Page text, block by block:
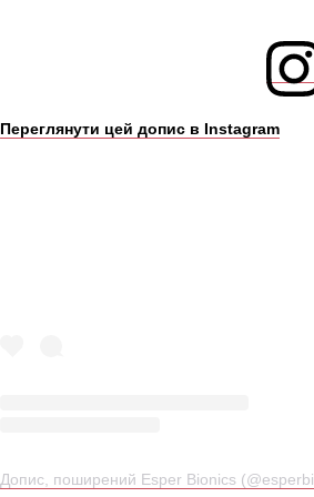
Переглянути цей допис в Instagram
Допис, поширений Esper Bionics